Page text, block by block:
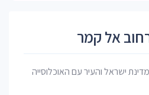
אל קמר
ישראל והעיר עם האוכלוסייה